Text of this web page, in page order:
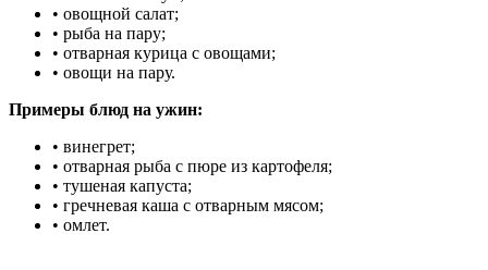
• овощной салат;
• рыба на пару;
• отварная курица с овощами;
• овощи на пару.
Примеры блюд на ужин:
• винегрет;
• отварная рыба с пюре из картофеля;
• тушеная капуста;
• гречневая каша с отварным мясом;
• омлет.